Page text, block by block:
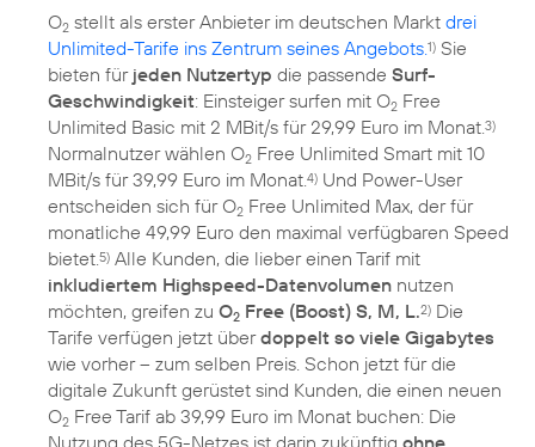
O2 stellt als erster Anbieter im deutschen Markt drei
Unlimited-Tarife ins Zentrum seines Angebots. 1) Sie
bieten für jeden Nutzertyp die passende Surf-
Geschwindigkeit: Einsteiger surfen mit O2 Free
Unlimited Basic mit 2 MBit/s für 29,99 Euro im Monat. 3)
Normalnutzer wählen O2 Free Unlimited Smart mit 10
MBit/s für 39,99 Euro im Monat. 4) Und Power-User
entscheiden sich für O2 Free Unlimited Max, der für
monatliche 49,99 Euro den maximal verfügbaren Speed
bietet. 5) Alle Kunden, die lieber einen Tarif mit
inkludiertem Highspeed-Datenvolumen nutzen
möchten, greifen zu O2 Free (Boost) S, M, L.2) Die
Tarife verfügen jetzt überdoppelt so viele Gigabytes
wie vorher – zum selben Preis. Schon jetzt für die
digitale Zukunft gerüstet sind Kunden, die einen neuen
O2 Free Tarif ab 39,99 Euro im Monat buchen: Die
Nutzung des 5G-Netzes ist darin zukünftig ohne